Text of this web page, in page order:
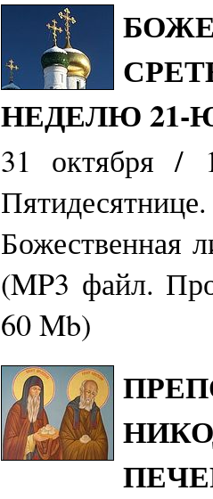
НЕДЕЛЮ 21-
31 октября /
Божественная
(MP3 файл.
60 Mb)